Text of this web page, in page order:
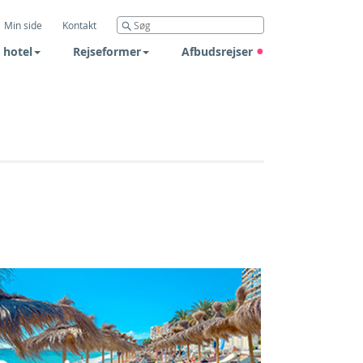
Min side Kontakt
hotel Rejseformer Afbudsrejser